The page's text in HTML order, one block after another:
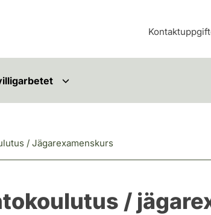
/ Jägarexamenskurs
/